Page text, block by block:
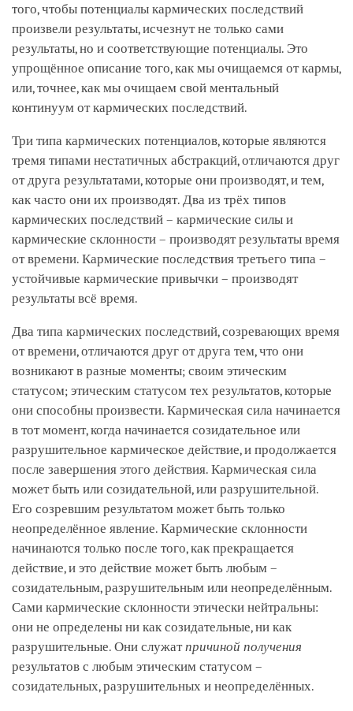
того, чтобы потенциалы кармических последствий
произвели результаты, исчезнут не только сами
результаты, но и соответствующие потенциалы. Это
упрощённое описание того, как мы очищаемся от кармы,
или, точнее, как мы очищаем свой ментальный
континуум от кармических последствий.
Три типа кармических потенциалов, которые являются
тремя типами нестатичных абстракций, отличаются друг
от друга результатами, которые они производят, и тем,
как часто они их производят. Два из трёх типов
кармических последствий – кармические силы и
кармические склонности – производят результаты время
от времени. Кармические последствия третьего типа –
устойчивые кармические привычки – производят
результаты всё время.
Два типа кармических последствий, созревающих время
от времени, отличаются друг от друга тем, что они
возникают в разные моменты; своим этическим
статусом; этическим статусом тех результатов, которые
они способны произвести. Кармическая сила начинается
в тот момент, когда начинается созидательное или
разрушительное кармическое действие, и продолжается
после завершения этого действия. Кармическая сила
может быть или созидательной, или разрушительной.
Его созревшим результатом может быть только
неопределённое явление. Кармические склонности
начинаются только после того, как прекращается
действие, и это действие может быть любым –
созидательным, разрушительным или неопределённым.
Сами кармические склонности этически нейтральны:
они не определены ни как созидательные, ни как
разрушительные. Они служатпричиной получения
результатов с любым этическим статусом –
созидательных, разрушительных и неопределённых.